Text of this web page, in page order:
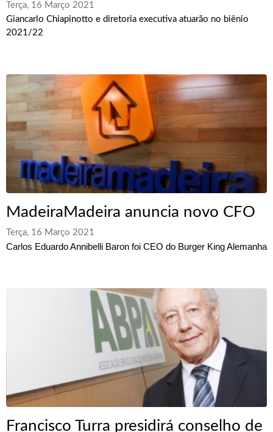
Terça, 16 Março 2021
Giancarlo Chiapinotto e diretoria executiva atuarão no biênio
2021/22
MadeiraMadeira anuncia novo CFO
Terça, 16 Março 2021
Carlos Eduardo Annibelli Baron foi CEO do Burger King Alemanha
Francisco Turra presidirá conselho de